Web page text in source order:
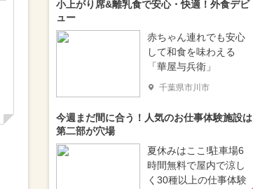
小上がり席&離乳食で安心・快適！外食デビ
ュー
赤ちゃん連れでも安心
して和食を味わえる
「華屋与兵衛」
千葉県市川市
今週まだ間に合う！人気のお仕事体験施設は
第二部が穴場
夏休みはここ!駐車場6
時間無料で屋内で涼し
く30種以上の仕事体験